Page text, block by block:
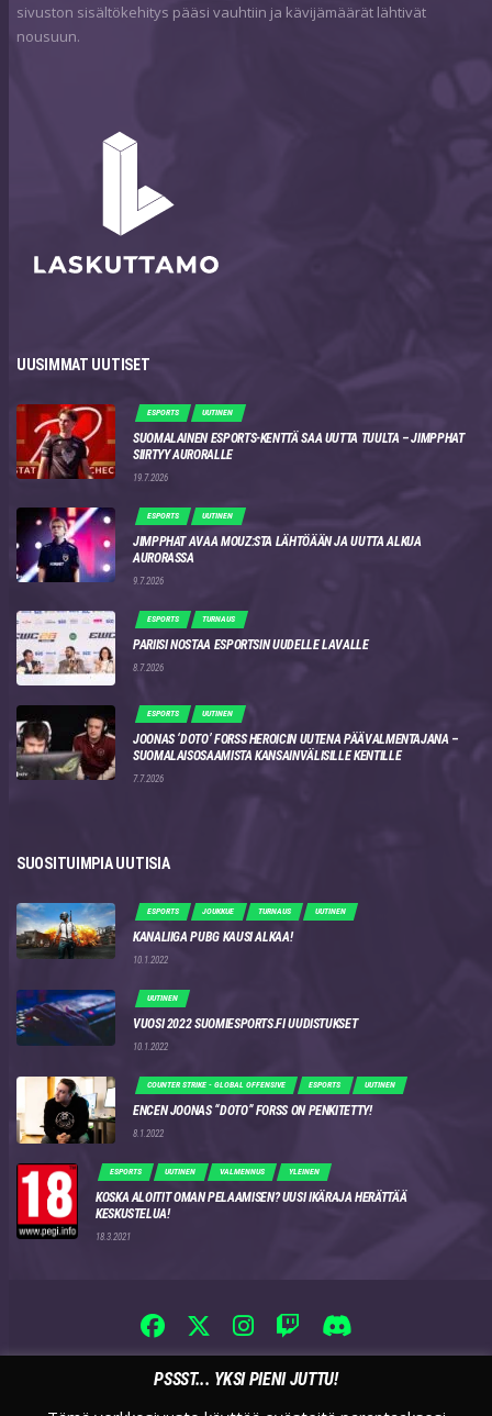
sivuston sisältökehitys pääsi vauhtiin ja kävijämäärät lähtivät
nousuun.
UUSIMMAT UUTISET
ESPORTS UUTINEN
SUOMALAINEN ESPORTS-KENTTÄ SAA UUTTA TUULTA – JIMPPHAT
SIIRTYY AURORALLE
19.7.2026
ESPORTS UUTINEN
JIMPPHAT AVAA MOUZ:STA LÄHTÖÄÄN JA UUTTA ALKUA
AURORASSA
9.7.2026
ESPORTS TURNAUS
PARIISI NOSTAA ESPORTSIN UUDELLE LAVALLE
8.7.2026
ESPORTS UUTINEN
JOONAS ‘DOTO’ FORSS HEROICIN UUTENA PÄÄVALMENTAJANA –
SUOMALAISOSAAMISTA KANSAINVÄLISILLE KENTILLE
7.7.2026
SUOSITUIMPIA UUTISIA
ESPORTS JOUKKUE TURNAUS UUTINEN
KANALIIGA PUBG KAUSI ALKAA!
10.1.2022
UUTINEN
VUOSI 2022 SUOMIESPORTS.FI UUDISTUKSET
10.1.2022
COUNTER STRIKE - GLOBAL OFFENSIVE ESPORTS UUTINEN
ENCEN JOONAS “DOTO” FORSS ON PENKITETTY!
8.1.2022
ESPORTS UUTINEN VALMENNUS YLEINEN
KOSKA ALOITIT OMAN PELAAMISEN? UUSI IKÄRAJA HERÄTTÄÄ
KESKUSTELUA!
18.3.2021
PSSST... YKSI PIENI JUTTU!